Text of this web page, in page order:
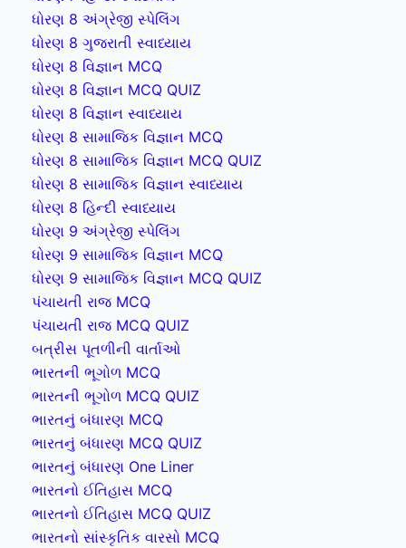
ધોરણ 8 અંગ્રેજી સ્પેલિંગ
ધોરણ 8 ગુજરાતી સ્વાધ્યાય
ધોરણ 8 વિજ્ઞાન MCQ
ધોરણ 8 વિજ્ઞાન MCQ QUIZ
ધોરણ 8 વિજ્ઞાન સ્વાધ્યાય
ધોરણ 8 સામાજિક વિજ્ઞાન MCQ
ધોરણ 8 સામાજિક વિજ્ઞાન MCQ QUIZ
ધોરણ 8 સામાજિક વિજ્ઞાન સ્વાધ્યાય
ધોરણ 8 હિન્દી સ્વાધ્યાય
ધોરણ 9 અંગ્રેજી સ્પેલિંગ
ધોરણ 9 સામાજિક વિજ્ઞાન MCQ
ધોરણ 9 સામાજિક વિજ્ઞાન MCQ QUIZ
પંચાયતી રાજ MCQ
પંચાયતી રાજ MCQ QUIZ
બત્રીસ પૂતળીની વાર્તાઓ
ભારતની ભૂગોળ MCQ
ભારતની ભૂગોળ MCQ QUIZ
ભારતનું બંધારણ MCQ
ભારતનું બંધારણ MCQ QUIZ
ભારતનું બંધારણ One Liner
ભારતનો ઈતિહાસ MCQ
ભારતનો ઈતિહાસ MCQ QUIZ
ભારતનો સાંસ્કૃતિક વારસો MCQ